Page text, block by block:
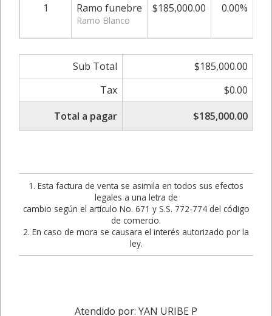
1
Ramo funebre
Ramo Blanco
$185,000.00 0.00%
Sub Total
$185,000.00
Tax
$0.00
Total a pagar
$185,000.00
1. Esta factura de venta se asimila en todos sus efectos
legales a una letra de
cambio según el artículo No. 671 y S.S. 772-774 del código
de comercio.
2. En caso de mora se causara el interés autorizado por la
ley.
Atendido por: YAN URIBE P